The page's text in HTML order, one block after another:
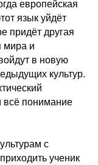
европейская
язык уйдёт
придёт другая
мира и
в новую
культур.
всё понимание
с
ученик